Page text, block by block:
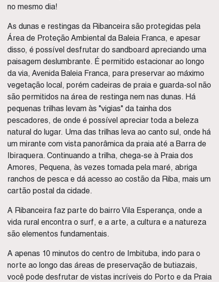
no mesmo dia!
As dunas e restingas da Ribanceira são protegidas pela
Área de Proteção Ambiental da Baleia Franca, e apesar
disso, é possível desfrutar do sandboard apreciando uma
paisagem deslumbrante. É permitido estacionar ao longo
da via, Avenida Baleia Franca, para preservar ao máximo
vegetação local, porém cadeiras de praia e guarda-sol não
são permitidos na área de restinga nem nas dunas. Há
pequenas trilhas levam às "vigias" da tainha dos
pescadores, de onde é possível apreciar toda a beleza
natural do lugar. Uma das trilhas leva ao canto sul, onde há
um mirante com vista panorâmica da praia até a Barra de
Ibiraquera. Continuando a trilha, chega-se à Praia dos
Amores, Pequena, às vezes tomada pela maré, abriga
ranchos de pesca e dá acesso ao costão da Riba, mais um
cartão postal da cidade.
A Ribanceira faz parte do bairro Vila Esperança, onde a
vida rural encontra o surf, e a arte, a cultura e a natureza
são elementos fundamentais.
A apenas 10 minutos do centro de Imbituba, indo para o
norte ao longo das áreas de preservação de butiazais,
você pode desfrutar de vistas incríveis do Porto e da Praia